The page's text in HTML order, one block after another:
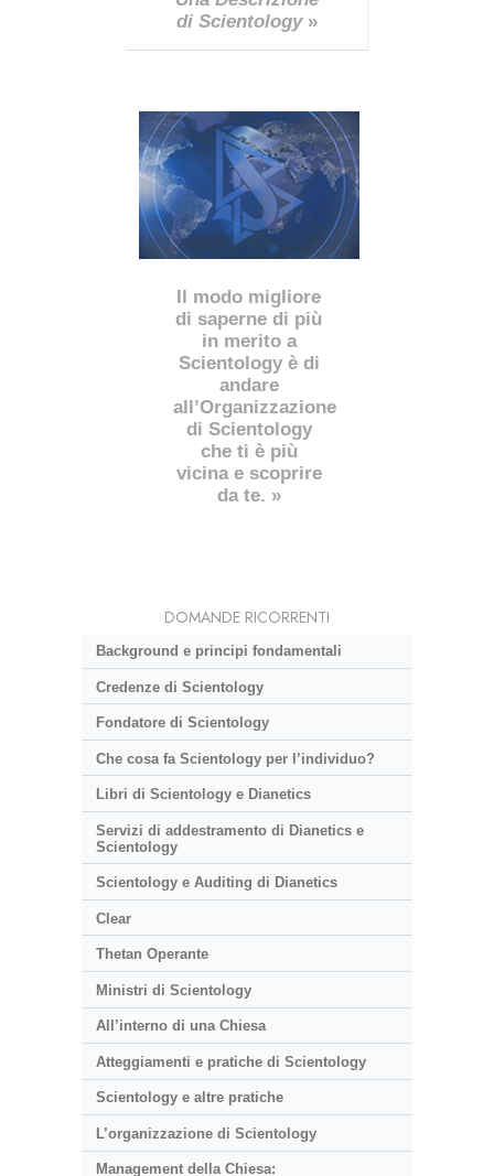
di Scientology»
Il modo migliore
di saperne di più
in merito a
Scientology è di
andare
all’Organizzazione
di Scientology
che ti è più
vicina e scoprire
da te. »
DOMANDE RICORRENTI
Background e principi fondamentali
Credenze di Scientology
Fondatore di Scientology
Che cosa fa Scientology per l’individuo?
Libri di Scientology e Dianetics
Servizi di addestramento di Dianetics e
Scientology
Scientology e Auditing di Dianetics
Clear
Thetan Operante
Ministri di Scientology
All’interno di una Chiesa
Atteggiamenti e pratiche di Scientology
Scientology e altre pratiche
L’organizzazione di Scientology
Management della Chiesa: